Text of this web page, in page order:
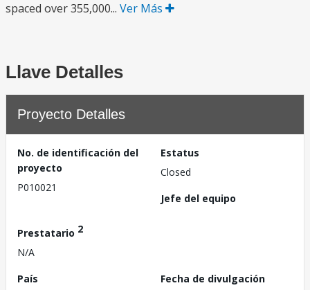
spaced over 355,000... Ver Más
Llave Detalles
Proyecto Detalles
No. de identificación del
proyecto
P010021
Estatus
Closed
Jefe del equipo
Prestatario 2
N/A
País
Fecha de divulgación